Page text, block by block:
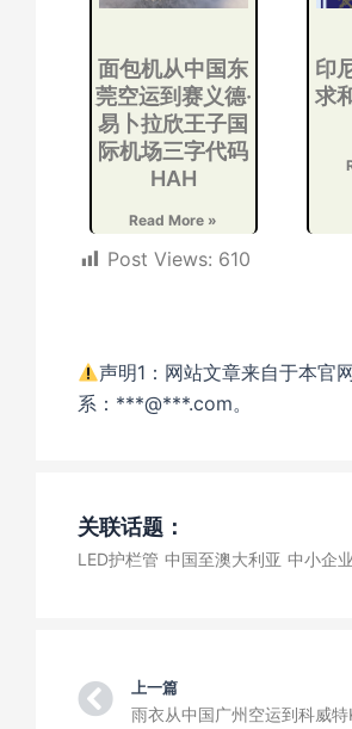
面包机从中国东
莞空运到赛义德·
易卜拉欣王子国
际机场三字代码
HAH
Read More »
印
求
Post Views: 610
声明1：网站文章来自于本官
系：***@***.com。
关联话题：
LED护栏管 中国至澳大利亚 中小企业
Prev
上一篇